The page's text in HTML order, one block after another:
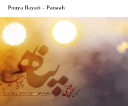
Pouya Bayati– Panaah